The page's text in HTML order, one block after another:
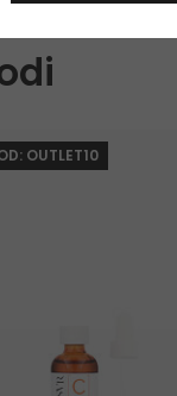
OUTLET10